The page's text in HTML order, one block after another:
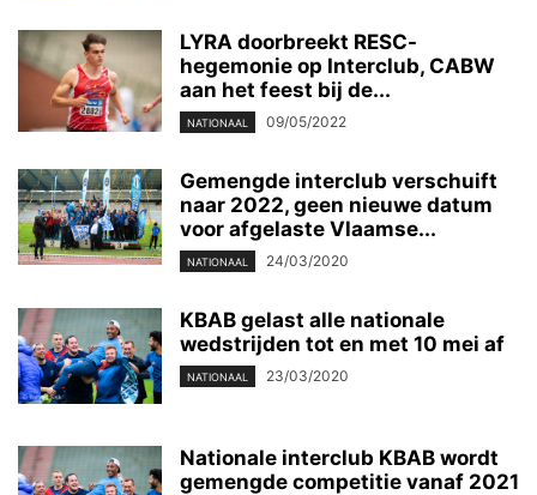
LYRA doorbreekt RESC-
hegemonie op Interclub, CABW
aan het feest bij de...
NATIONAAL 09/05/2022
Gemengde interclub verschuift
naar 2022, geen nieuwe datum
voor afgelaste Vlaamse...
NATIONAAL 24/03/2020
KBAB gelast alle nationale
wedstrijden tot en met 10 mei af
NATIONAAL 23/03/2020
Nationale interclub KBAB wordt
gemengde competitie vanaf 2021